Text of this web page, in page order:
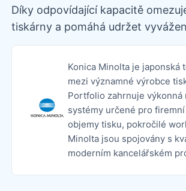
Díky odpovídající kapacitě
tiskárny a pomáhá udržet
Konica Minolta je
mezi významné výrobce
Portfolio zahrnuje
systémy určené pro
objemy tisku, pokročilé
Minolta jsou spojovány s
moderním kancelářském